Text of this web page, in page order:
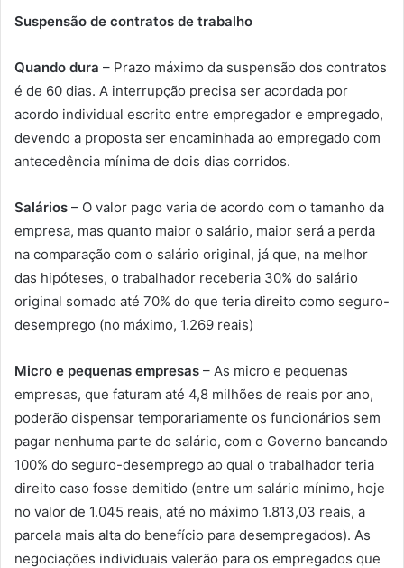
Suspensão de contratos de trabalho
Quando dura – Prazo máximo da suspensão dos contratos
é de 60 dias. A interrupção precisa ser acordada por
acordo individual escrito entre empregador e empregado,
devendo a proposta ser encaminhada ao empregado com
antecedência mínima de dois dias corridos.
Salários – O valor pago varia de acordo com o tamanho da
empresa, mas quanto maior o salário, maior será a perda
na comparação com o salário original, já que, na melhor
das hipóteses, o trabalhador receberia 30% do salário
original somado até 70% do que teria direito como seguro-
desemprego (no máximo, 1.269 reais)
Micro e pequenas empresas – As micro e pequenas
empresas, que faturam até 4,8 milhões de reais por ano,
poderão dispensar temporariamente os funcionários sem
pagar nenhuma parte do salário, com o Governo bancando
100% do seguro-desemprego ao qual o trabalhador teria
direito caso fosse demitido (entre um salário mínimo, hoje
no valor de 1.045 reais, até no máximo 1.813,03 reais, a
parcela mais alta do benefício para desempregados). As
negociações individuais valerão para os empregados que